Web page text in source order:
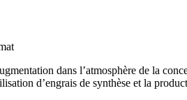
dans l’atmosphère de la
d’engrais de synthèse et la